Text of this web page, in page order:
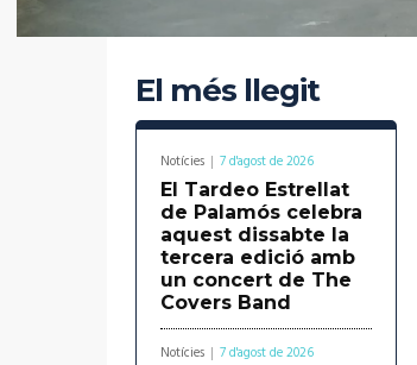
El més llegit
Notícies 7 d'agost de 2026
El Tardeo Estrellat
de Palamós celebra
aquest dissabte la
tercera edició amb
un concert de The
Covers Band
Notícies 7 d'agost de 2026